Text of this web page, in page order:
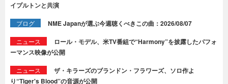
イプルトンと共演
ブログ NME Japanが選ぶ今週聴くべきこの曲：2026/08/07
ニュース
ロール・モデル、米TV番組で“Harmony”を披露したパフォ
ーマンス映像が公開
ニュース
ザ・キラーズのブランドン・フラワーズ、ソロ作よ
り“Tiger's Blood”の音源が公開